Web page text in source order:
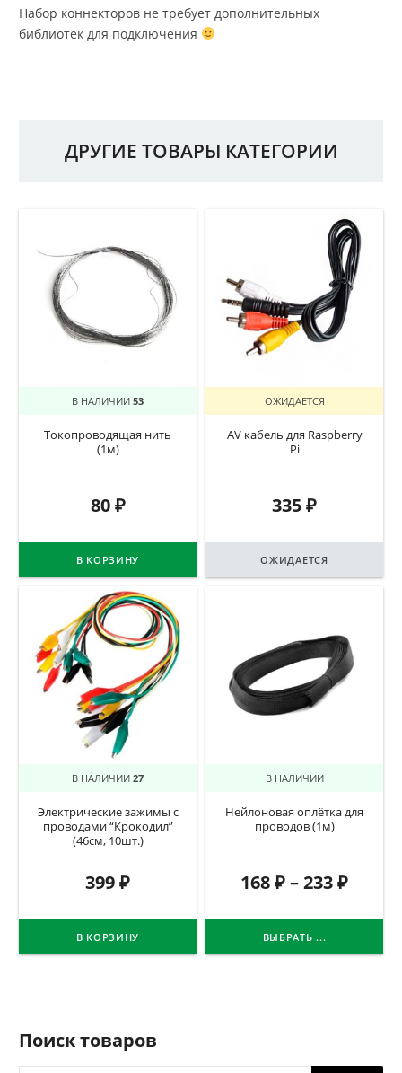
Набор коннекторов не требует дополнительных
библиотек для подключения
ДРУГИЕ ТОВАРЫ КАТЕГОРИИ
В НАЛИЧИИ 53
Токопроводящая нить
(1м)
80₽
В КОРЗИНУ
ОЖИДАЕТСЯ
AV кабель для Raspberry
Pi
335₽
ОЖИДАЕТСЯ
В НАЛИЧИИ 27
Электрические зажимы с
проводами “Крокодил”
(46см, 10шт.)
399₽
В КОРЗИНУ
В НАЛИЧИИ
Нейлоновая оплётка для
проводов (1м)
168₽–233₽
ВЫБРАТЬ ...
Поиск товаров